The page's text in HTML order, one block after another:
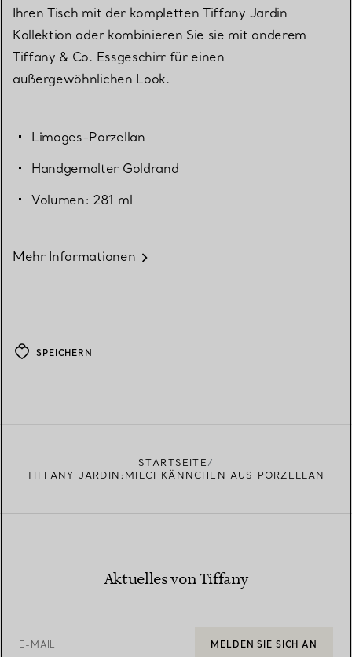
Ihren Tisch mit der kompletten Tiffany Jardin
Kollektion oder kombinieren Sie sie mit anderem
Tiffany & Co. Essgeschirr für einen
außergewöhnlichen Look.
Limoges-Porzellan
Handgemalter Goldrand
Volumen: 281 ml
Mehr Informationen
SPEICHERN
STARTSEITE
TIFFANY JARDIN:MILCHKÄNNCHEN AUS PORZELLAN
Aktuelles von Tiffany
E-MAIL MELDEN SIE SICH AN